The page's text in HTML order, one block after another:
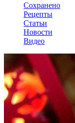
Сохранено
Рецепты
Статьи
Новости
Видео